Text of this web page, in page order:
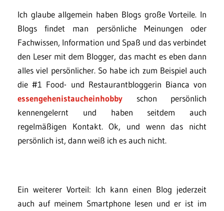
Ich glaube allgemein haben Blogs große Vorteile. In
Blogs findet man persönliche Meinungen oder
Fachwissen, Information und Spaß und das verbindet
den Leser mit dem Blogger, das macht es eben dann
alles viel persönlicher. So habe ich zum Beispiel auch
die #1 Food- und Restaurantbloggerin Bianca von
essengehenistaucheinhobby schon persönlich
kennengelernt und haben seitdem auch
regelmäßigen Kontakt. Ok, und wenn das nicht
persönlich ist, dann weiß ich es auch nicht.
Ein weiterer Vorteil: Ich kann einen Blog jederzeit
auch auf meinem Smartphone lesen und er ist im